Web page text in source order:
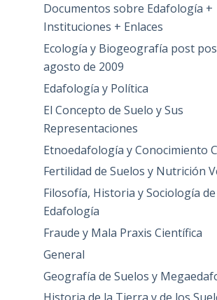
Documentos sobre Edafología +
Instituciones + Enlaces
Ecología y Biogeografía post
agosto de 2009
Edafología y Política
El Concepto de Suelo y Sus
Representaciones
Etnoedafología y Conocimiento
Fertilidad de Suelos y Nutrición
Filosofía, Historia y Sociología
Edafología
Fraude y Mala Praxis Científica
General
Geografía de Suelos y